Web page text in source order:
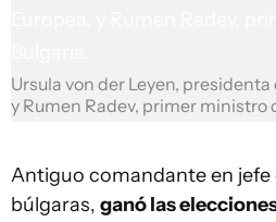
Ursula von der Leyen,
y Rumen Radev, primer ministro
Antiguo comandante en jefe
búlgaras, ganó las